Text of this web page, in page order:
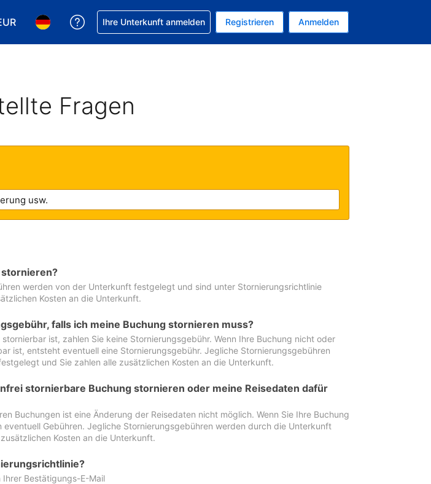
Wählen Sie Ihre Währung. Ihre aktuelle Währung ist EUR
Wählen Sie Ihre Sprache. Ihre aktuelle Sprache ist Deutsch
Hilfe bei Ihrer Buchung erhalten
Ihre Unterkunft anmelden Registrieren Anmelden
Fragen
stornieren?
werden von der Unterkunft festgelegt und sind unter Stornierungsrichtlinie
Kosten an die Unterkunft.
falls ich meine Buchung stornieren muss?
ist, zahlen Sie keine Stornierungsgebühr. Wenn Ihre Buchung nicht oder
ist, entsteht eventuell eine Stornierungsgebühr. Jegliche Stornierungsgebühren
und Sie zahlen alle zusätzlichen Kosten an die Unterkunft.
stornierbare Buchung stornieren oder meine Reisedaten dafür
Buchungen ist eine Änderung der Reisedaten nicht möglich. Wenn Sie Ihre Buchung
eventuell Gebühren. Jegliche Stornierungsgebühren werden durch die Unterkunft
Kosten an die Unterkunft.
Bestätigungs-E-Mail